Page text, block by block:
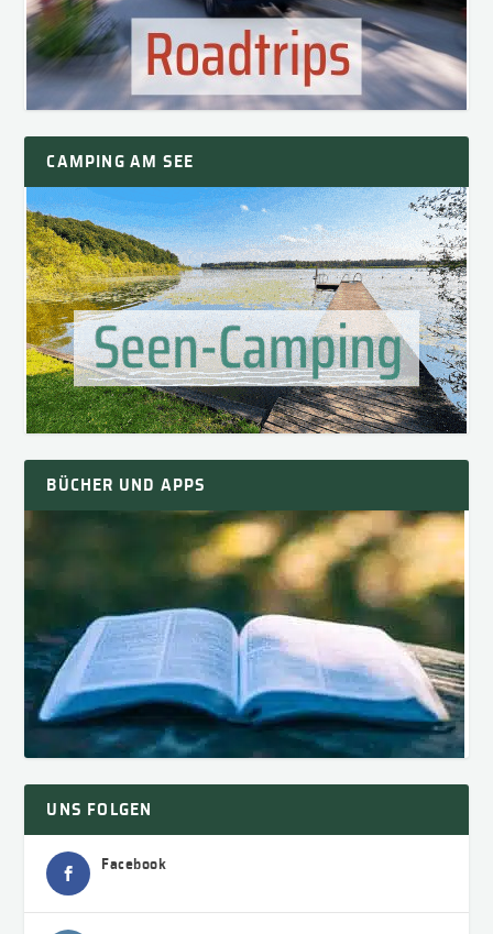
CAMPING AM SEE
BÜCHER UND APPS
UNS FOLGEN
Facebook